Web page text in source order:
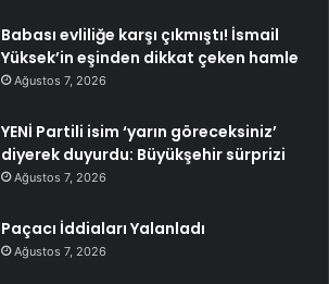
Babası evliliğe karşı çıkmıştı! İsmail
Yüksek’in eşinden dikkat çeken hamle
Ağustos 7, 2026
YENİ Partili isim ‘yarın göreceksiniz’
diyerek duyurdu: Büyükşehir sürprizi
Ağustos 7, 2026
Paçacı İddiaları Yalanladı
Ağustos 7, 2026